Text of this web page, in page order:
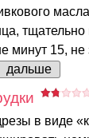
минут 15,
дальше
в виде